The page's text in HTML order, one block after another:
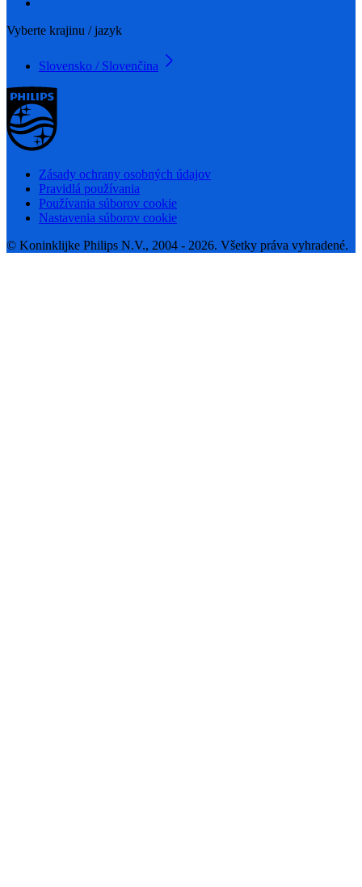
Vyberte krajinu / jazyk
Slovensko / Slovenčina
Zásady ochrany osobných údajov
Pravidlá používania
Používania súborov cookie
Nastavenia súborov cookie
© Koninklijke Philips N.V., 2004 - 2026. Všetky práva vyhradené.